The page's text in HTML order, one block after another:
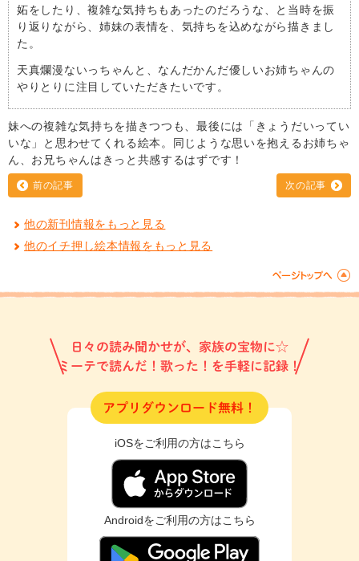
妬をしたり、複雑な気持ちもあったのだろうな、と当時を振
り返りながら、姉妹の表情を、気持ちを込めながら描きまし
た。
天真爛漫ないっちゃんと、なんだかんだ優しいお姉ちゃんの
やりとりに注目していただきたいです。
妹への複雑な気持ちを描きつつも、最後には「きょうだいってい
いな」と思わせてくれる絵本。同じような思いを抱えるお姉ちゃ
ん、お兄ちゃんはきっと共感するはずです！
前の記事 次の記事
他の新刊情報をもっと見る
他のイチ押し絵本情報をもっと見る
日々の読み聞かせが、家族の宝物に☆
ミーテで読んだ！歌った！を手軽に記録！
アプリダウンロード無料！
iOSをご利用の方はこちら
Androidをご利用の方はこちら